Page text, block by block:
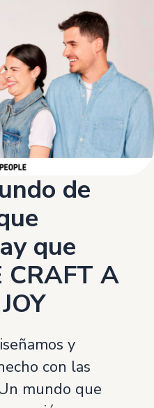
de
que
A
y
con las
mundo que